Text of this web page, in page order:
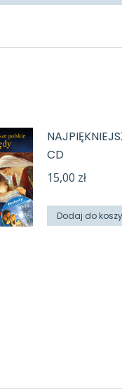
CD
15,00 zł
Dodaj do